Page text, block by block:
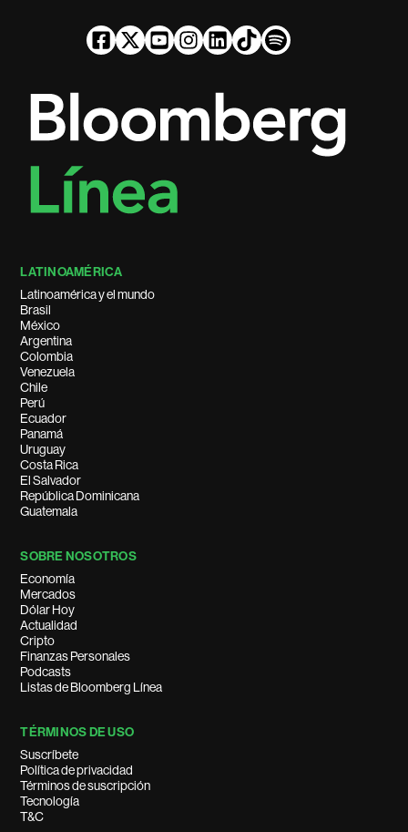
LATINOAMÉRICA
Latinoamérica y el mundo
Brasil
México
Argentina
Colombia
Venezuela
Chile
Perú
Ecuador
Panamá
Uruguay
Costa Rica
El Salvador
República Dominicana
Guatemala
SOBRE NOSOTROS
Economía
Mercados
Dólar Hoy
Actualidad
Cripto
Finanzas Personales
Podcasts
Listas de Bloomberg Línea
TÉRMINOS DE USO
Suscríbete
Política de privacidad
Términos de suscripción
Tecnología
T&C